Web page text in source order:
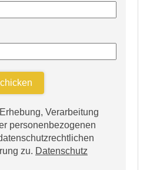
Verarbeitung
personenbezogenen
zu. Datenschutz